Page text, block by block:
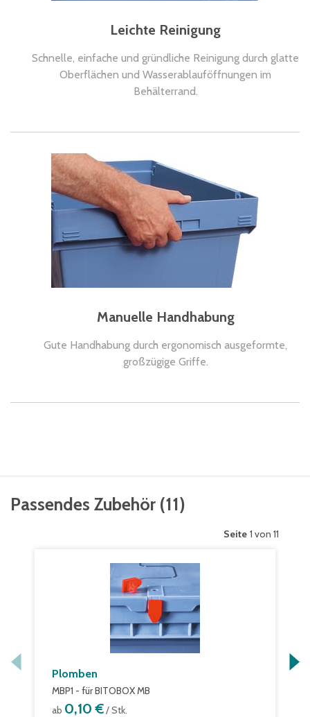
Leichte Reinigung
Schnelle, einfache und gründliche Reinigung durch glatte
Oberflächen und Wasserablauföffnungen im
Behälterrand.
Manuelle Handhabung
Gute Handhabung durch ergonomisch ausgeformte,
großzügige Griffe.
Passendes Zubehör (11)
Seite 1 von 11
Plomben
MBP1 - für BITOBOX MB
ab 0,10 €/ Stk.